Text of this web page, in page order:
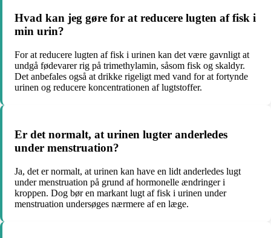
Hvad kan jeg gøre for at reducere lugten af fisk i
min urin?
For at reducere lugten af fisk i urinen kan det være gavnligt at
undgå fødevarer rig på trimethylamin, såsom fisk og skaldyr.
Det anbefales også at drikke rigeligt med vand for at fortynde
urinen og reducere koncentrationen af lugtstoffer.
Er det normalt, at urinen lugter anderledes
under menstruation?
Ja, det er normalt, at urinen kan have en lidt anderledes lugt
under menstruation på grund af hormonelle ændringer i
kroppen. Dog bør en markant lugt af fisk i urinen under
menstruation undersøges nærmere af en læge.